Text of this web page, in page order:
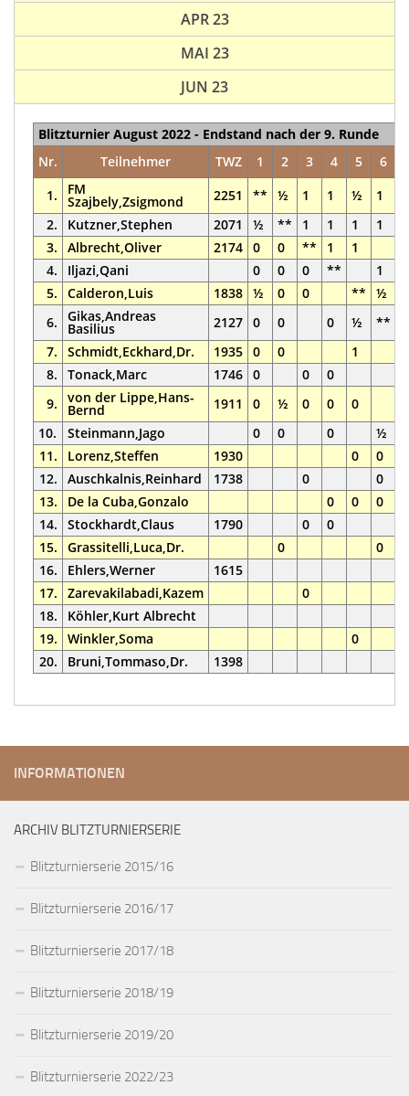
APR 23
MAI 23
JUN 23
Blitzturnier August 2022 - Endstand nach der 9. Runde
Nr.
Teilnehmer TWZ 1 2 3 4 5 6
1.
FM
Szajbely,Zsigmond 2251 ** ½ 1 1 ½ 1
2.
Kutzner,Stephen 2071 ½ ** 1 1 1 1
3.
Albrecht,Oliver 2174 0 0 ** 1
1
4.
Iljazi,Qani 0 0 0 **
1
5.
Calderon,Luis 1838 ½ 0 0 ** ½
6.
Gikas,Andreas
Basilius 2127 0 0 0 ½
**
7.
Schmidt,Eckhard,Dr. 1935 0 0 1
8.
Tonack,Marc 1746 0 0 0
9.
von der Lippe,Hans-
Bernd 1911 0 ½ 0 0
0
10.
Steinmann,Jago 0 0 0 ½
11.
Lorenz,Steffen 1930 0
0
12.
Auschkalnis,Reinhard 1738 0 0
13.
De la Cuba,Gonzalo 0 0
0
14.
Stockhardt,Claus 1790 0 0
15.
Grassitelli,Luca,Dr. 0
0
16.
Ehlers,Werner 1615
17.
Zarevakilabadi,Kazem 0
18.
Köhler,Kurt Albrecht
19.
Winkler,Soma
0
20.
Bruni,Tommaso,Dr. 1398
INFORMATIONEN
ARCHIV BLITZTURNIERSERIE
Blitzturnierserie 2015/16
Blitzturnierserie 2016/17
Blitzturnierserie 2017/18
Blitzturnierserie 2018/19
Blitzturnierserie 2019/20
Blitzturnierserie 2022/23